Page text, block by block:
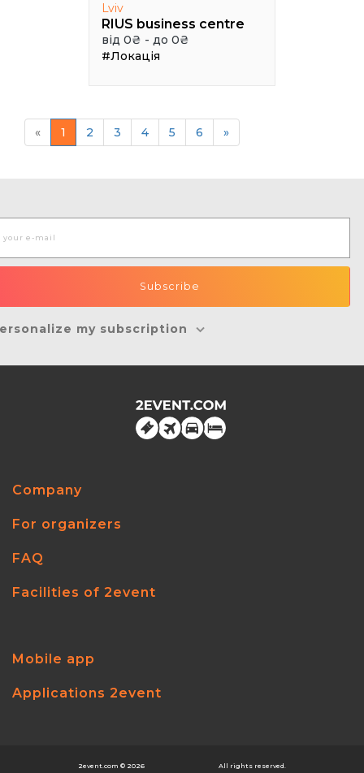
Lviv
RIUS business centre
від 0₴ - до 0₴
#Локація
« 1 2 3 4 5 6 »
my subscription
Company
For organizers
FAQ
Facilities of 2event
Mobile app
Applications 2event
2event.com © 2026 All rights reserved.